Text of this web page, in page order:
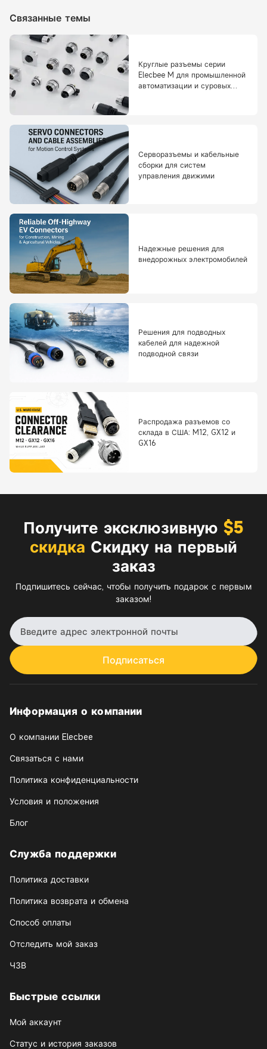
Связанные темы
Круглые разъемы серии
Elecbee M для промышленной
автоматизации и суровых
Серворазъемы и кабельные
сборки для систем
управления движими
Надежные решения для
внедорожных электромобилей
Решения для подводных
кабелей для надежной
подводной связи
Распродажа разъемов со
склада в США: M12, GX12 и
GX16
Получите эксклюзивную $5
скидка Скидку на первый
заказ
Подпишитесь сейчас, чтобы получить подарок с первым
заказом!
Подписаться
Информация о компании
О компании Elecbee
Связаться с нами
Политика конфиденциальности
Условия и положения
Блог
Служба поддержки
Политика доставки
Политика возврата и обмена
Способ оплаты
Отследить мой заказ
ЧЗВ
Быстрые ссылки
Мой аккаунт
Статус и история заказов